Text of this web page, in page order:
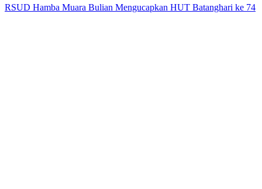
RSUD Hamba Muara Bulian Mengucapkan HUT Batanghari ke 74